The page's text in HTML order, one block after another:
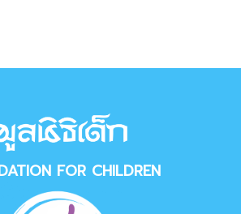
FOR CHILDREN